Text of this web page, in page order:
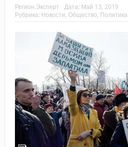
Регион.Эксперт Дата: Май 13, 2019
Рубрика: Новости, Общество, Политика